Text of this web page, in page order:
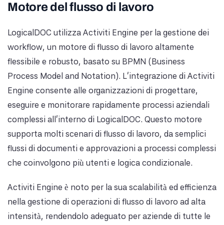
Motore del flusso di lavoro
LogicalDOC utilizza Activiti Engine per la gestione dei
workflow, un motore di flusso di lavoro altamente
flessibile e robusto, basato su BPMN (Business
Process Model and Notation). L'integrazione di Activiti
Engine consente alle organizzazioni di progettare,
eseguire e monitorare rapidamente processi aziendali
complessi all'interno di LogicalDOC. Questo motore
supporta molti scenari di flusso di lavoro, da semplici
flussi di documenti e approvazioni a processi complessi
che coinvolgono più utenti e logica condizionale.
Activiti Engine è noto per la sua scalabilità ed efficienza
nella gestione di operazioni di flusso di lavoro ad alta
intensità, rendendolo adeguato per aziende di tutte le